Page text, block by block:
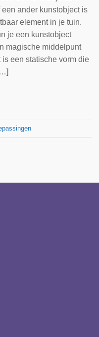
ander kunstobject is
element in je tuin.
je een kunstobject
magische middelpunt
een statische vorm die